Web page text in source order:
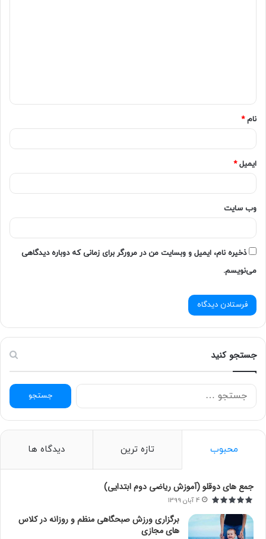
نام*
ایمیل*
وب‌ سایت
ذخیره نام، ایمیل و وبسایت من در مرورگر برای زمانی که دوباره دیدگاهی
می‌نویسم.
جستجو کنید
ج
س
ج
محبوب تازه ترین دیدگاه ها
جمع های دوقلو (آموزش ریاضی دوم ابتدایی)
4 آبان 1399
برگزاری ورزش صبحگاهی منظم و روزانه در کلاس
های مجازی